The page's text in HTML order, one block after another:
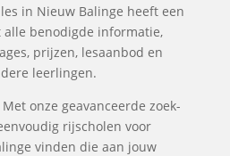
in Nieuw Balinge heeft een
benodigde informatie,
prijzen, lesaanbod en
leerlingen.
Met onze geavanceerde zoek-
rijscholen voor
vinden die aan jouw